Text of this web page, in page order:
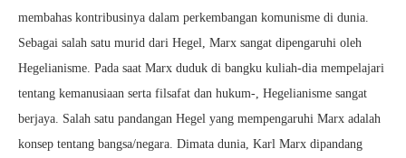
membahas kontribusinya dalam perkembangan komunisme di dunia.
Sebagai salah satu murid dari Hegel, Marx sangat dipengaruhi oleh
Hegelianisme. Pada saat Marx duduk di bangku kuliah-dia mempelajari
tentang kemanusiaan serta filsafat dan hukum-, Hegelianisme sangat
berjaya. Salah satu pandangan Hegel yang mempengaruhi Marx adalah
konsep tentang bangsa/negara. Dimata dunia, Karl Marx dipandang